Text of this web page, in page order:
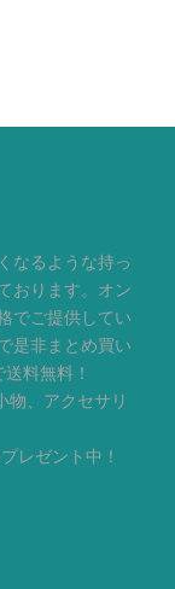
なるような持っ
おります。オン
でご提供してい
是非まとめ買い
料無料！
物、アクセサリ
レゼント中！